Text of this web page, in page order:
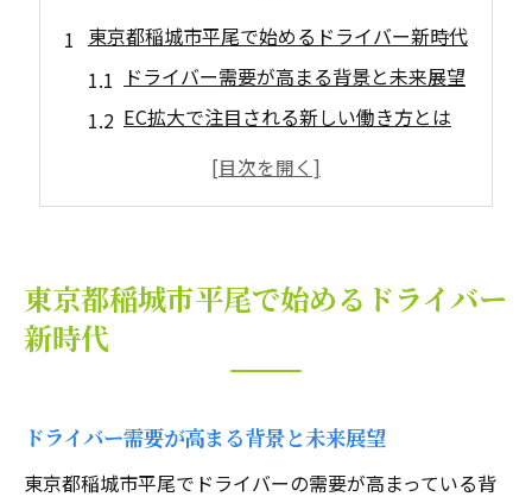
東京都稲城市平尾で始めるドライバー新時代
ドライバー需要が高まる背景と未来展望
EC拡大で注目される新しい働き方とは
ドライバーが選ばれる理由とその魅力
Eコマース配送に必要な働き方を徹底解説
ドライバーに求められる業務委託の特徴
自由な勤務時間のメリットと注意点
普通自動車免許で始める配送業務の実態
東京都稲城市平尾で始めるドライバー
新時代
ドライバー需要が高まる背景と未来展望
東京都稲城市平尾でドライバーの需要が高まっている背